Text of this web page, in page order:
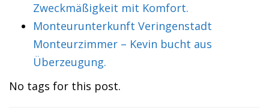
Zweckmäßigkeit mit Komfort.
Monteurunterkunft Veringenstadt
Monteurzimmer – Kevin bucht aus
Überzeugung.
No tags for this post.